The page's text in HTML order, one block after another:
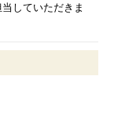
していただきま